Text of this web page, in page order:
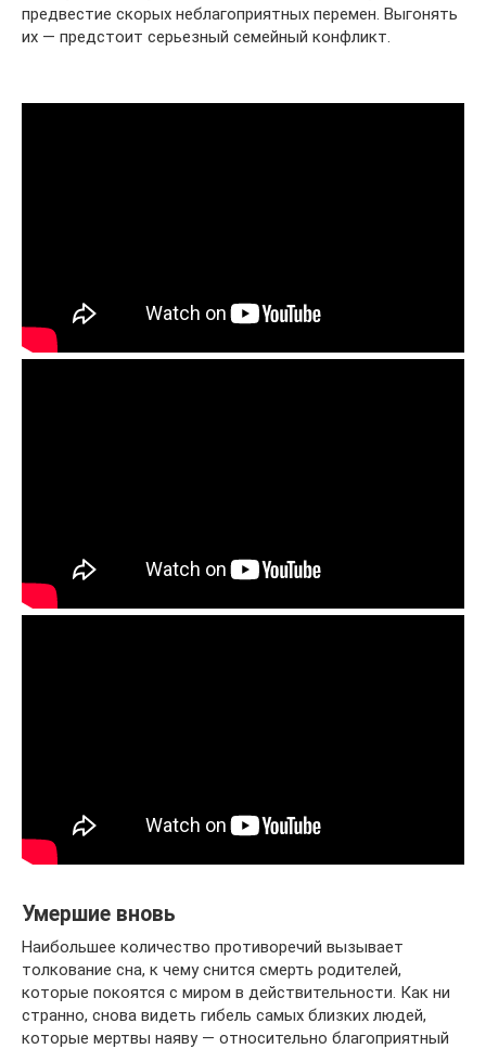
предвестие скорых неблагоприятных перемен. Выгонять
их — предстоит серьезный семейный конфликт.
Умершие вновь
Наибольшее количество противоречий вызывает
толкование сна, к чему снится смерть родителей,
которые покоятся с миром в действительности. Как ни
странно, снова видеть гибель самых близких людей,
которые мертвы наяву — относительно благоприятный